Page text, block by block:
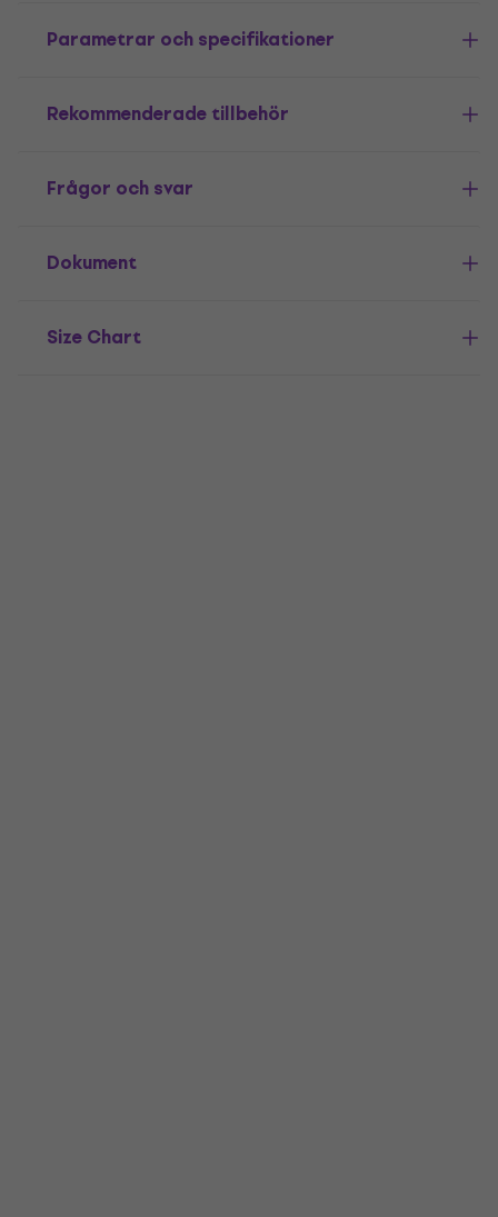
Parametrar och specifikationer
Rekommenderade tillbehör
Frågor och svar
Dokument
Size Chart